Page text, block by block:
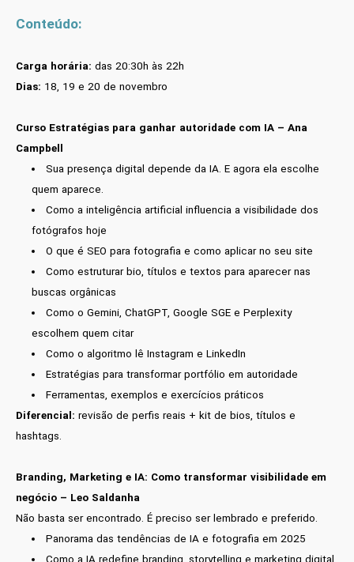
Conteúdo:
Carga horária: das 20:30h às 22h
Dias: 18, 19 e 20 de novembro
Curso Estratégias para ganhar autoridade com IA – Ana
Campbell
Sua presença digital depende da IA. E agora ela escolhe
quem aparece.
Como a inteligência artificial influencia a visibilidade dos
fotógrafos hoje
O que é SEO para fotografia e como aplicar no seu site
Como estruturar bio, títulos e textos para aparecer nas
buscas orgânicas
Como o Gemini, ChatGPT, Google SGE e Perplexity
escolhem quem citar
Como o algoritmo lê Instagram e LinkedIn
Estratégias para transformar portfólio em autoridade
Ferramentas, exemplos e exercícios práticos
Diferencial: revisão de perfis reais + kit de bios, títulos e
hashtags.
Branding, Marketing e IA: Como transformar visibilidade em
negócio – Leo Saldanha
Não basta ser encontrado. É preciso ser lembrado e preferido.
Panorama das tendências de IA e fotografia em 2025
Como a IA redefine branding, storytelling e marketing digital